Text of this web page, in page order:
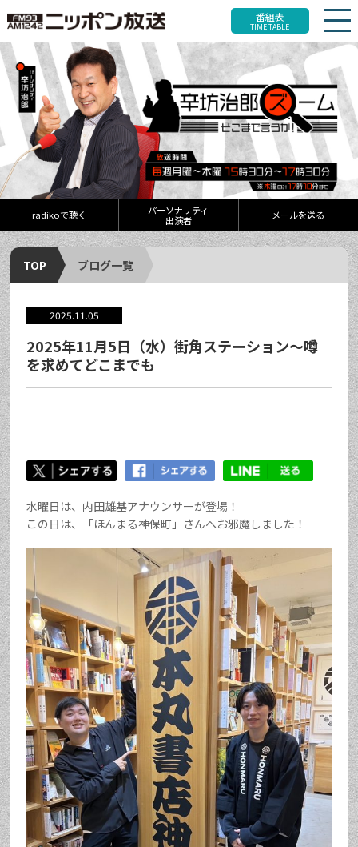
番組表
TIME TABLE
radikoで聴く
パーソナリティ
出演者
メールを送る
TOP ブログ一覧
2025.11.05
2025年11月5日（水）街角ステーション～噂
を求めてどこまでも
水曜日は、内田雄基アナウンサーが登場！
この日は、「ほんまる神保町」さんへお邪魔しました！